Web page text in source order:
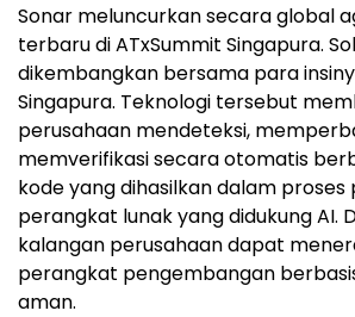
Sonar meluncurkan secara global
terbaru di ATxSummit Singapura.
dikembangkan bersama para
Singapura. Teknologi tersebut
perusahaan mendeteksi,
memverifikasi secara otomatis
kode yang dihasilkan dalam
perangkat lunak yang didukung AI.
kalangan perusahaan dapat
perangkat pengembangan
aman.